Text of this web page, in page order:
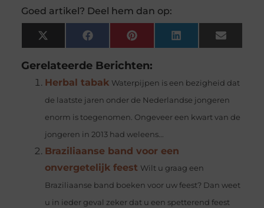
Goed artikel? Deel hem dan op:
X
(Twitter)
FacebookPinterest LinkedIn Email
Gerelateerde Berichten:
Herbal tabak Waterpijpen is een bezigheid dat
de laatste jaren onder de Nederlandse jongeren
enorm is toegenomen. Ongeveer een kwart van de
jongeren in 2013 had weleens...
Braziliaanse band voor een
onvergetelijk feest Wilt u graag een
Braziliaanse band boeken voor uw feest? Dan weet
u in ieder geval zeker dat u een spetterend feest